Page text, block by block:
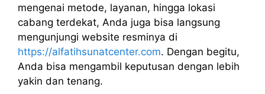
mengenai metode, layanan, hingga lokasi
cabang terdekat, Anda juga bisa langsung
mengunjungi website resminya di
https://alfatihsunatcenter.com. Dengan begitu,
Anda bisa mengambil keputusan dengan lebih
yakin dan tenang.